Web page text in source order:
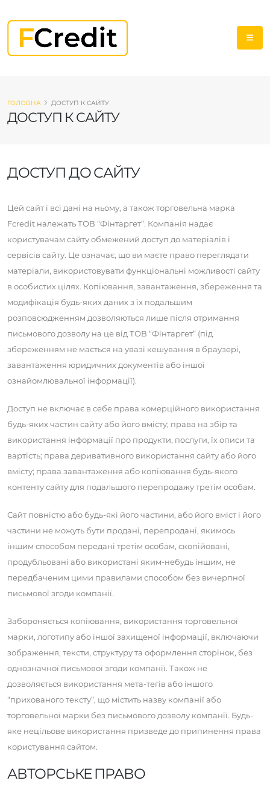
ДОСТУП К САЙТУ
ГОЛОВНА ДОСТУП К САЙТУ
ДОСТУП ДО САЙТУ
Цей сайт і всі дані на ньому, а також торговельна марка
Fcredit належать ТОВ “Фінтаргет”. Компанія надає
користувачам сайту обмежений доступ до матеріалів і
сервісів сайту. Це означає, що ви маєте право переглядати
матеріали, використовувати функціональні можливості сайту
в особистих цілях. Копіювання, завантаження, збереження та
модифікація будь-яких даних з їх подальшим
розповсюдженням дозволяються лише після отримання
письмового дозволу на це від ТОВ “Фінтаргет” (під
збереженням не мається на увазі кешування в браузері,
завантаження юридичних документів або іншої
ознайомлювальної інформації).
Доступ не включає в себе права комерційного використання
будь-яких частин сайту або його вмісту; права на збір та
використання інформації про продукти, послуги, їх описи та
вартість; права деривативного використання сайту або його
вмісту; права завантаження або копіювання будь-якого
контенту сайту для подальшого перепродажу третім особам.
Сайт повністю або будь-які його частини, або його вміст і його
частини не можуть бути продані, перепродані, якимось
іншим способом передані третім особам, скопійовані,
продубльовані або використані яким-небудь іншим, не
передбаченим цими правилами способом без вичерпної
письмової згоди компанії.
Забороняється копіювання, використання торговельної
марки, логотипу або іншої захищеної інформації, включаючи
зображення, тексти, структуру та оформлення сторінок, без
однозначної письмової згоди компанії. Також не
дозволяється використання мета-тегів або іншого
“прихованого тексту”, що містить назву компанії або
торговельної марки без письмового дозволу компанії. Будь-
яке нецільове використання призведе до припинення права
користування сайтом.
АВТОРСЬКЕ ПРАВО